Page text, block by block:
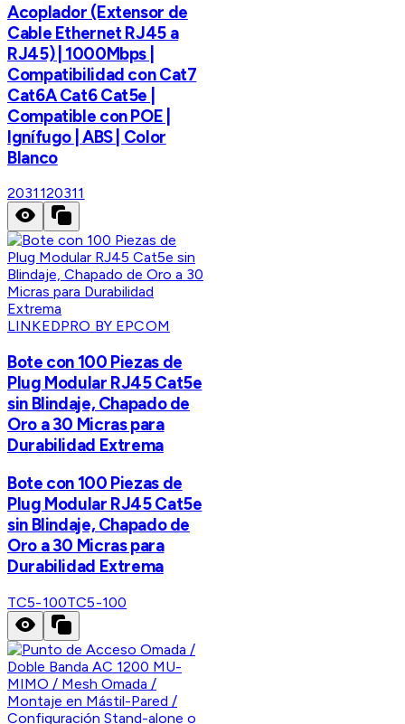
Acoplador (Extensor de
Cable Ethernet RJ45 a
RJ45) | 1000Mbps |
Compatibilidad con Cat7
Cat6A Cat6 Cat5e |
Compatible con POE |
Ignífugo | ABS | Color
Blanco
2031120311
LINKEDPRO BY EPCOM
Bote con 100 Piezas de
Plug Modular RJ45 Cat5e
sin Blindaje, Chapado de
Oro a 30 Micras para
Durabilidad Extrema
Bote con 100 Piezas de
Plug Modular RJ45 Cat5e
sin Blindaje, Chapado de
Oro a 30 Micras para
Durabilidad Extrema
TC5-100TC5-100